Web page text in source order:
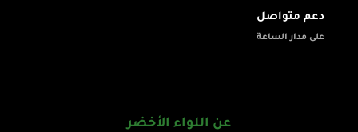
دعم متواصل
على مدار الساعة
عن اللواء الأخضر